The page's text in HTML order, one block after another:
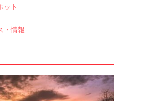
ット
・情報